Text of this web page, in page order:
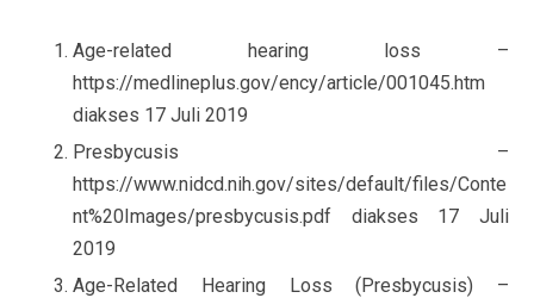
Age-related hearing loss –
https://medlineplus.gov/ency/article/001045.htm
diakses 17 Juli 2019
Presbycusis –
https://www.nidcd.nih.gov/sites/default/files/Conte
nt%20Images/presbycusis.pdf diakses 17 Juli
2019
Age-Related Hearing Loss (Presbycusis) –